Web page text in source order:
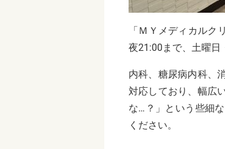
「ＭＹメディカル
夜21:00まで、土曜日
内科、糖尿病内科、
対応しており、幅広
な…？」という些細
ください。